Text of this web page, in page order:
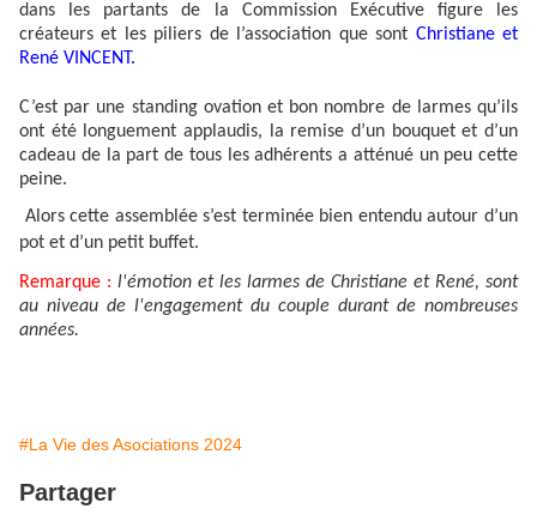
dans les partants de la Commission Exécutive figure les
créateurs et les piliers de l’association que sont Christiane et
René VINCENT.
C’est par une standing ovation et bon nombre de larmes qu’ils
ont été longuement applaudis, la remise d’un bouquet et d’un
cadeau de la part de tous les adhérents a atténué un peu cette
peine.
Alors cette assemblée s’est terminée bien entendu autour d’un
pot et d’un petit buffet.
Remarque : l'émotion et les larmes de Christiane et René, sont
au niveau de l'engagement du couple durant de nombreuses
années.
#La Vie des Asociations 2024
Partager